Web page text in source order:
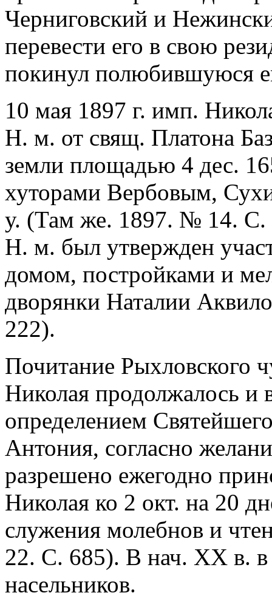
Черниговский и
перевести его в свою
покинул полюбившуюся
10 мая 1897 г. имп.
Н. м. от свящ. Платона
земли площадью 4 дес.
хуторами Вербовым,
у. (Там же. 1897. № 14. С.
Н. м. был утвержден
домом, постройками и
дворянки Наталии
222).
Почитание Рыхловского
Николая продолжалось и
определением
Антония, согласно
разрешено ежегодно
Николая ко 2 окт. на 20
служения молебнов и
22. С. 685). В нач. XX в.
насельников.